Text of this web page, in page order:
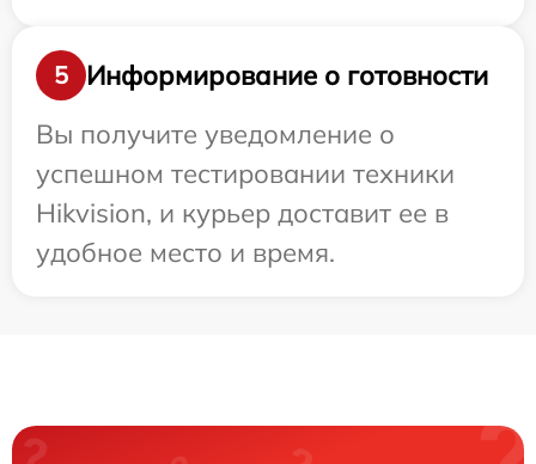
5
Информирование о готовности
Вы получите уведомление о
успешном тестировании техники
Hikvision, и курьер доставит ее в
удобное место и время.